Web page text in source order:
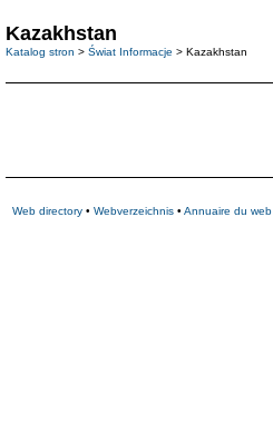
Kazakhstan
Katalog stron > Świat Informacje > Kazakhstan
Web directory • Webverzeichnis • Annuaire du web